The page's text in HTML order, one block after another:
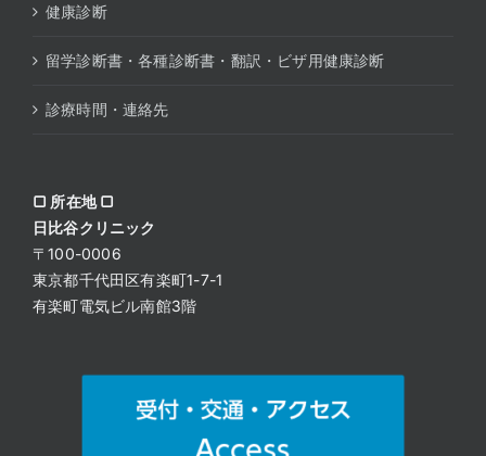
健康診断
留学診断書・各種診断書・翻訳・ビザ用健康診断
診療時間・連絡先
▢ 所在地 ▢
日比谷クリニック
〒100-0006
東京都千代田区有楽町1-7-1
有楽町電気ビル南館3階